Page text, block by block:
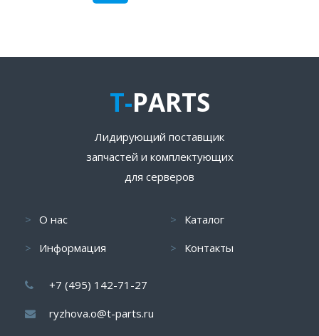
T-PARTS
Лидирующий поставщик
запчастей и комплектующих
для серверов
О нас
Информация
Каталог
Контакты
+7 (495) 142-71-27
ryzhova.o@t-parts.ru